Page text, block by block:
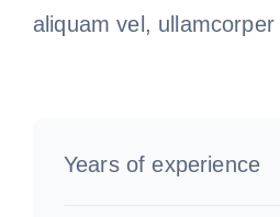
aliquam vel,
Years of experience